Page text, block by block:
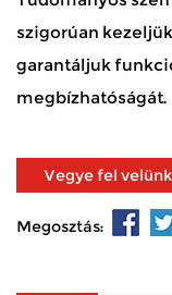
szigorúan
garantáljuk
megbízhatóságát.
Vegye fel
Megosztás: